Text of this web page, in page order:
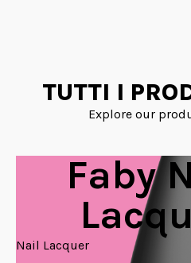
TUTTI I
Explore our
Faby
Nail Lacquer